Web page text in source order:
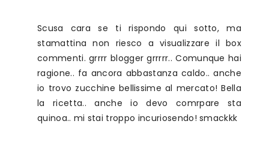
Scusa cara se ti rispondo qui sotto, ma
stamattina non riesco a visualizzare il box
commenti. grrrr blogger grrrrr.. Comunque hai
ragione.. fa ancora abbastanza caldo.. anche
io trovo zucchine bellissime al mercato! Bella
la ricetta.. anche io devo comrpare sta
quinoa.. mi stai troppo incuriosendo! smackkk